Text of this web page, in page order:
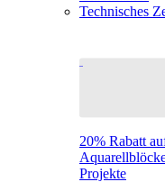
Technisches
20% Rabatt
Projekte